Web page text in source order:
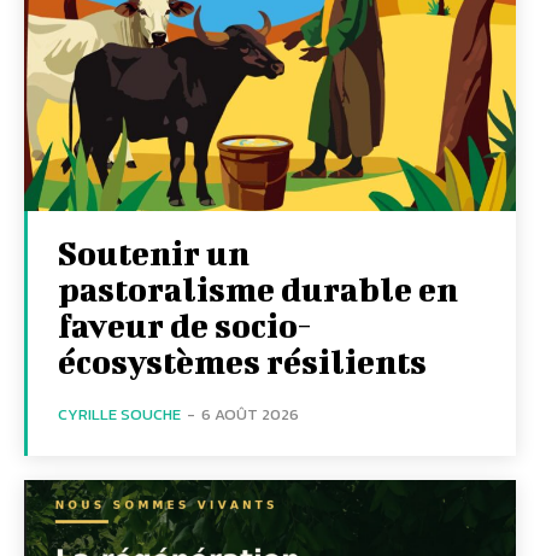
Soutenir un
pastoralisme durable en
faveur de socio-
écosystèmes résilients
CYRILLE SOUCHE - 6 AOÛT 2026